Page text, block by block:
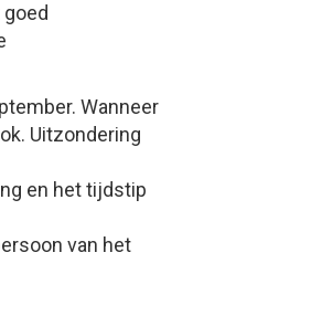
Wanneer
Uitzondering
en het tijdstip
van het